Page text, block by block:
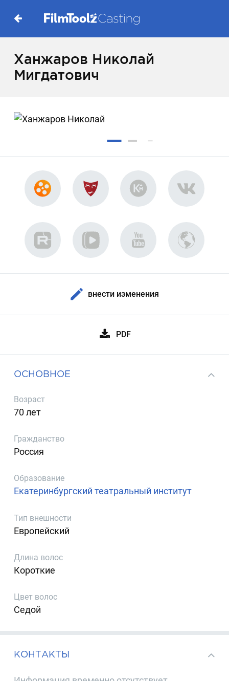
Ханжаров Николай
Мигдатович
внести изменения
PDF
ОСНОВНОЕ
Возраст
70 лет
Гражданство
Россия
Образование
Екатеринбургский театральный институт
Тип внешности
Европейский
Длина волос
Короткие
Цвет волос
Седой
КОНТАКТЫ